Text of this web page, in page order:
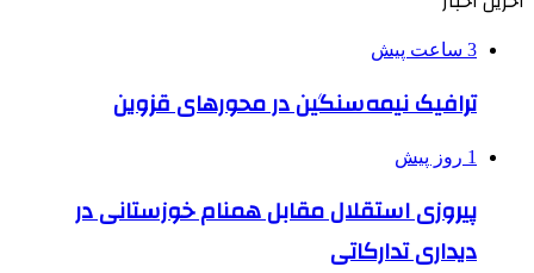
3 ساعت پیش
ترافیک نیمه‌سنگین در محورهای قزوین
1 روز پیش
پیروزی استقلال مقابل همنام خوزستانی در
دیداری تدارکاتی